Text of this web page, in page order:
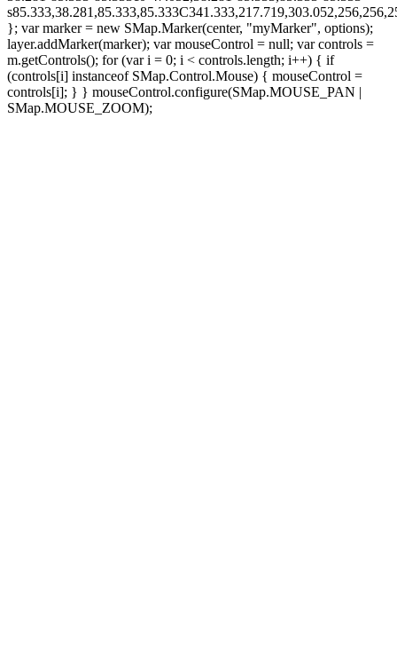
}; var marker = new SMap.Marker(center, "myMarker", options);
layer.addMarker(marker); var mouseControl = null; var controls =
m.getControls(); for (var i = 0; i < controls.length; i++) { if
(controls[i] instanceof SMap.Control.Mouse) { mouseControl =
controls[i]; } } mouseControl.configure(SMap.MOUSE_PAN |
SMap.MOUSE_ZOOM);